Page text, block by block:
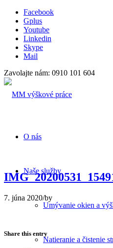
Facebook
Gplus
Youtube
Linkedin
Skype
Mail
Zavolajte nám: 0910 101 604
O nás
Naše služby
Umývanie okien a
Natieranie a čistenie
7. júna 2020/by
Share this entry